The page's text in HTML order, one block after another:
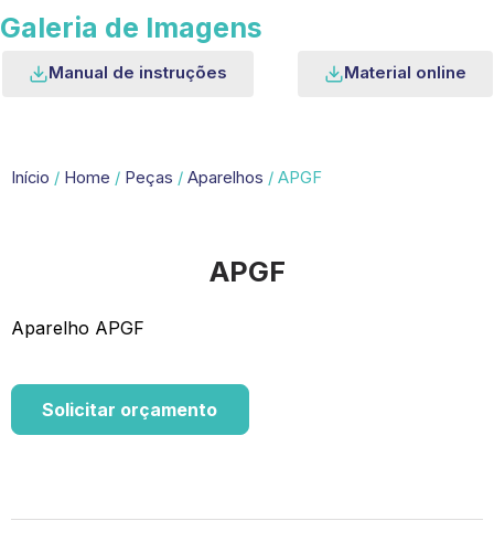
Galeria de Imagens
Manual de instruções Material online
Início / Home / Peças / Aparelhos / APGF
APGF
Aparelho APGF
Solicitar orçamento